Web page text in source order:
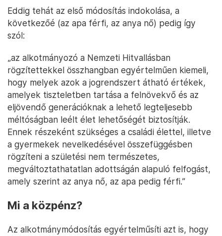
Eddig tehát az első módosítás indokolása, a
következőé (az apa férfi, az anya nő) pedig így
szól:
„az alkotmányozó a Nemzeti Hitvallásban
rögzítettekkel összhangban egyértelműen kiemeli,
hogy melyek azok a jogrendszert átható értékek,
amelyek tiszteletben tartása a felnövekvő és az
eljövendő generációknak a lehető legteljesebb
méltóságban leélt élet lehetőségét biztosítják.
Ennek részeként szükséges a családi élettel, illetve
a gyermekek nevelkedésével összefüggésben
rögzíteni a születési nem természetes,
megváltoztathatatlan adottságán alapuló felfogást,
amely szerint az anya nő, az apa pedig férfi.”
Mi a közpénz?
Az alkotmánymódosítás egyértelműsíti azt is, hogy